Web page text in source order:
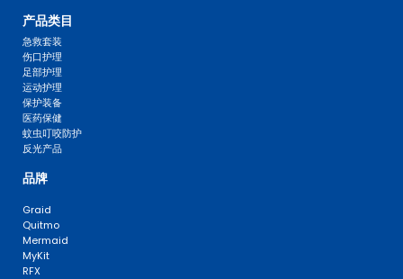
产品类目
急救套装
伤口护理
足部护理
运动护理
保护装备
医药保健
蚊虫叮咬防护
反光产品
品牌
Graid
Quitmo
Mermaid
MyKit
RFX